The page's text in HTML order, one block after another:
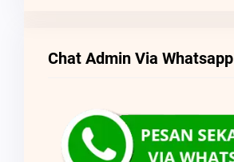
Chat Admin Via Whatsapp